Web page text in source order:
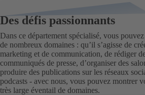
Des défis passionnants
Dans ce département spécialisé, vous
de nombreux domaines : qu’il s’agisse de
marketing et de communication, de rédiger
communiqués de presse, d’organiser des
produire des publications sur les réseaux
podcasts - avec nous, vous pouvez montrer
très large éventail de domaines.